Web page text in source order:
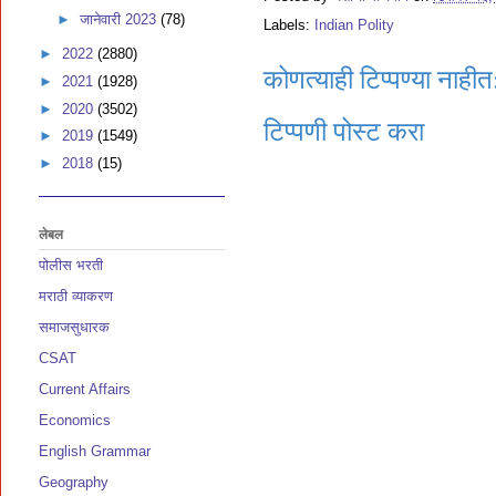
Labels:
Indian Polity
कोणत्याही टिप्पण्‍या
टिप्पणी पोस्ट करा
► जानेवारी 2023 (78)
► 2022 (2880)
► 2021 (1928)
► 2020 (3502)
► 2019 (1549)
► 2018 (15)
लेबल
पोलीस भरती
मराठी व्याकरण
समाजसुधारक
CSAT
Current Affairs
Economics
English Grammar
Geography